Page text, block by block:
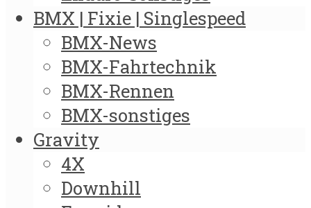
BMX | Fixie | Singlespeed
BMX-News
BMX-Fahrtechnik
BMX-Rennen
BMX-sonstiges
Gravity
4X
Downhill